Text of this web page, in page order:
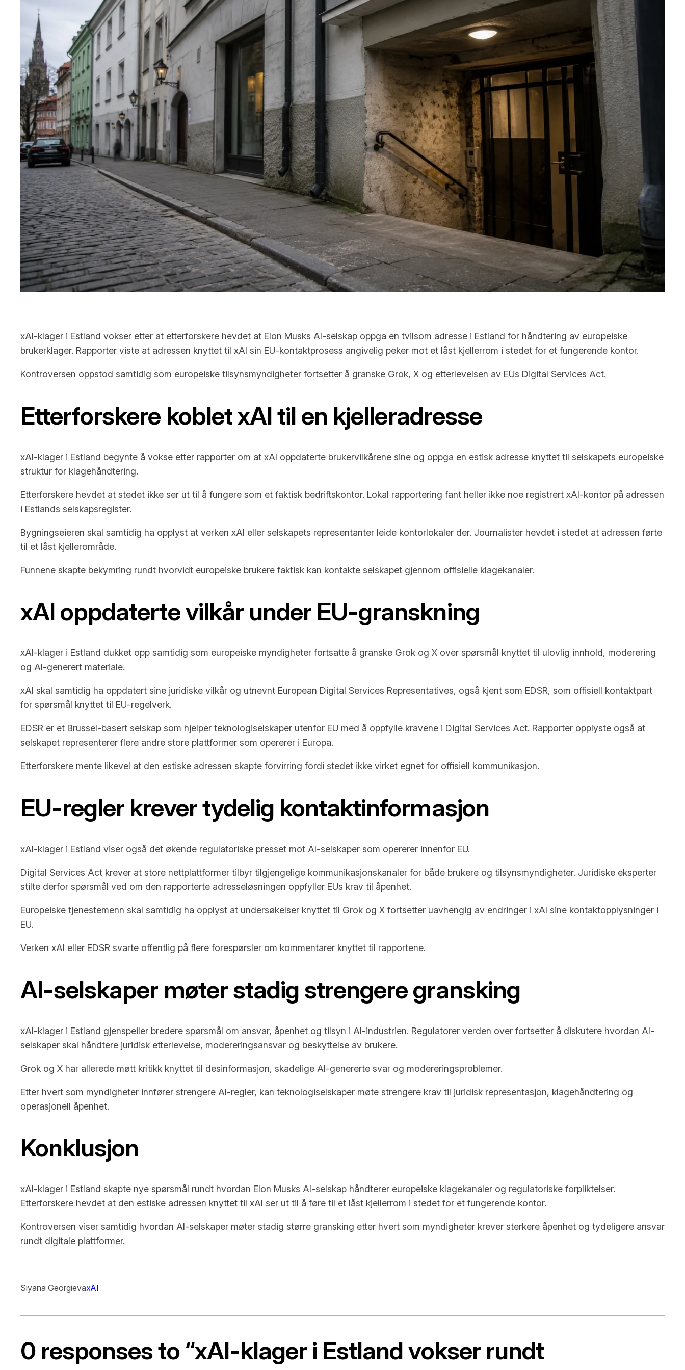
xAI-klager i Estland vokser etter at etterforskere hevdet at Elon Musks AI-selskap oppga en tvilsom adresse i Estland for håndtering av europeiske
brukerklager. Rapporter viste at adressen knyttet til xAI sin EU-kontaktprosess angivelig peker mot et låst kjellerrom i stedet for et fungerende kontor.
Kontroversen oppstod samtidig som europeiske tilsynsmyndigheter fortsetter å granske Grok, X og etterlevelsen av EUs Digital Services Act.
Etterforskere koblet xAI til en kjelleradresse
xAI-klager i Estland begynte å vokse etter rapporter om at xAI oppdaterte brukervilkårene sine og oppga en estisk adresse knyttet til selskapets europeiske
struktur for klagehåndtering.
Etterforskere hevdet at stedet ikke ser ut til å fungere som et faktisk bedriftskontor. Lokal rapportering fant heller ikke noe registrert xAI-kontor på adressen
i Estlands selskapsregister.
Bygningseieren skal samtidig ha opplyst at verken xAI eller selskapets representanter leide kontorlokaler der. Journalister hevdet i stedet at adressen førte
til et låst kjellerområde.
Funnene skapte bekymring rundt hvorvidt europeiske brukere faktisk kan kontakte selskapet gjennom offisielle klagekanaler.
xAI oppdaterte vilkår under EU-granskning
xAI-klager i Estland dukket opp samtidig som europeiske myndigheter fortsatte å granske Grok og X over spørsmål knyttet til ulovlig innhold, moderering
og AI-generert materiale.
xAI skal samtidig ha oppdatert sine juridiske vilkår og utnevnt European Digital Services Representatives, også kjent som EDSR, som offisiell kontaktpart
for spørsmål knyttet til EU-regelverk.
EDSR er et Brussel-basert selskap som hjelper teknologiselskaper utenfor EU med å oppfylle kravene i Digital Services Act. Rapporter opplyste også at
selskapet representerer flere andre store plattformer som opererer i Europa.
Etterforskere mente likevel at den estiske adressen skapte forvirring fordi stedet ikke virket egnet for offisiell kommunikasjon.
EU-regler krever tydelig kontaktinformasjon
xAI-klager i Estland viser også det økende regulatoriske presset mot AI-selskaper som opererer innenfor EU.
Digital Services Act krever at store nettplattformer tilbyr tilgjengelige kommunikasjonskanaler for både brukere og tilsynsmyndigheter. Juridiske eksperter
stilte derfor spørsmål ved om den rapporterte adresseløsningen oppfyller EUs krav til åpenhet.
Europeiske tjenestemenn skal samtidig ha opplyst at undersøkelser knyttet til Grok og X fortsetter uavhengig av endringer i xAI sine kontaktopplysninger i
EU.
Verken xAI eller EDSR svarte offentlig på flere forespørsler om kommentarer knyttet til rapportene.
AI-selskaper møter stadig strengere gransking
xAI-klager i Estland gjenspeiler bredere spørsmål om ansvar, åpenhet og tilsyn i AI-industrien. Regulatorer verden over fortsetter å diskutere hvordan AI-
selskaper skal håndtere juridisk etterlevelse, modereringsansvar og beskyttelse av brukere.
Grok og X har allerede møtt kritikk knyttet til desinformasjon, skadelige AI-genererte svar og modereringsproblemer.
Etter hvert som myndigheter innfører strengere AI-regler, kan teknologiselskaper møte strengere krav til juridisk representasjon, klagehåndtering og
operasjonell åpenhet.
Konklusjon
xAI-klager i Estland skapte nye spørsmål rundt hvordan Elon Musks AI-selskap håndterer europeiske klagekanaler og regulatoriske forpliktelser.
Etterforskere hevdet at den estiske adressen knyttet til xAI ser ut til å føre til et låst kjellerrom i stedet for et fungerende kontor.
Kontroversen viser samtidig hvordan AI-selskaper møter stadig større gransking etter hvert som myndigheter krever sterkere åpenhet og tydeligere ansvar
rundt digitale plattformer.
Siyana GeorgievaxAI
0 responses to “xAI-klager i Estland vokser rundt